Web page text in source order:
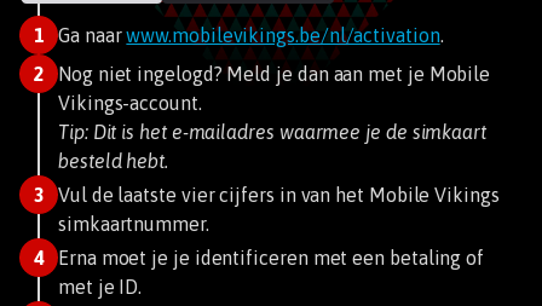
1 Ga naarwww.mobilevikings.be/nl/activation.
2
Nog niet ingelogd? Meld je dan aan met je Mobile
Vikings-account.
Tip: Dit is het e-mailadres waarmee je de simkaart
besteld hebt.
3
Vul de laatste vier cijfers in van het Mobile Vikings
simkaartnummer.
4
Erna moet je je identificeren met een betaling of
met je ID.